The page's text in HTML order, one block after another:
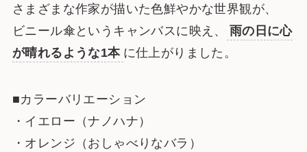
さまざまな作家が描いた色鮮やかな世界観が、
ビニール傘というキャンバスに映え、
雨の日に心
が晴れるような1本 に仕上がりました。
■カラーバリエーション
・イエロー（ナノハナ）
・オレンジ（おしゃべりなバラ）